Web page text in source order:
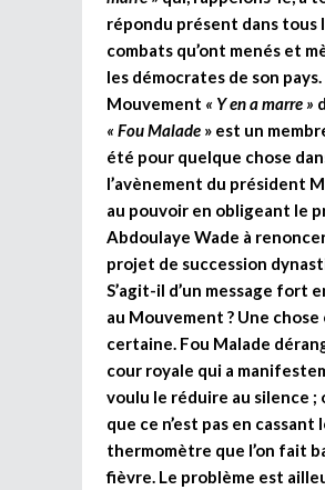
répondu présent dans tous
combats qu’ont menés et
les démocrates de son pays.
Mouvement « Y en a marre »
« Fou Malade » est un
été pour quelque chose
l’avènement du président
au pouvoir en obligeant le
Abdoulaye Wade à
projet de succession
S’agit-il d’un message fort
au Mouvement ? Une chose
certaine. Fou Malade
cour royale qui a
voulu le réduire au silence ;
que ce n’est pas en cassant
thermomètre que l’on fait
fièvre. Le problème est